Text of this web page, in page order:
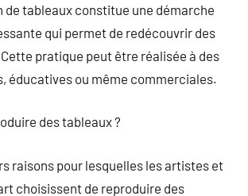
de tableaux constitue une démarche
qui permet de redécouvrir des
pratique peut être réalisée à des
éducatives ou même commerciales.
des tableaux ?
raisons pour lesquelles les artistes et
choisissent de reproduire des